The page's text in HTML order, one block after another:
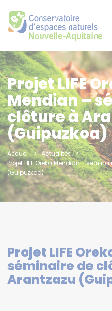
Projet LIFE
Mendian –
clôture à
(Guipuzkoa)
Accueil
Actualités
Projet LIFE Oreka Mendian –
(Guipuzkoa)
Projet LIFE
séminaire de
Arantzazu